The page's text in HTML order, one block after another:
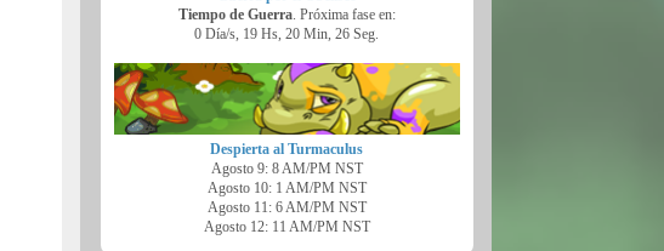
Tiempo de Guerra. Próxima fase en:
0 Día/s, 19 Hs, 20 Min, 25 Seg.
Despierta al Turmaculus
Agosto 9: 8 AM/PM NST
Agosto 10: 1 AM/PM NST
Agosto 11: 6 AM/PM NST
Agosto 12: 11 AM/PM NST